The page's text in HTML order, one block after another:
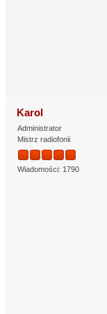
Karol
Administrator
Mistrz radiofonii
Wiadomości: 1790